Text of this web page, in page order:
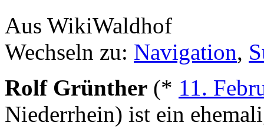
Aus WikiWaldhof
Wechseln zu: Navigation,
Rolf Grünther (* 11.
Niederrhein) ist ein